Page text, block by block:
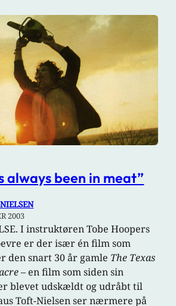
always been in meat”
2003
I instruktøren Tobe Hoopers
er der især én film som
den snart 30 år gamle The Texas
– en film som siden sin
blevet udskældt og udråbt til
Toft-Nielsen ser nærmere på